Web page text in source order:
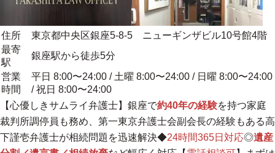
住所
東京都中央区銀座5-8-5 ニューギンザビル10号館4階
最寄
駅
銀座駅から徒歩5分
営業
時間
平日 8:00〜24:00 / 土曜 8:00〜24:00 / 日曜 8:00〜24:00
/ 祝日 8:00〜24:00
【心優しきサムライ弁護士】銀座で約40年の経験を持つ家庭
裁判所調停員も務め、第一東京弁護士会副会長の経験もある高
下謹壱弁護士が相続問題を迅速解決◆24時間365日対応◎遺産